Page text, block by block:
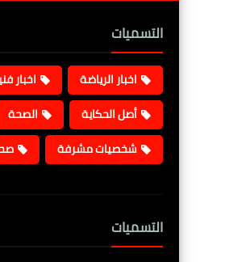
التسميات
اخبار الرياضة اخبار
أصل الحكاية
الصحة
شخصيات مشرفة
التسميات